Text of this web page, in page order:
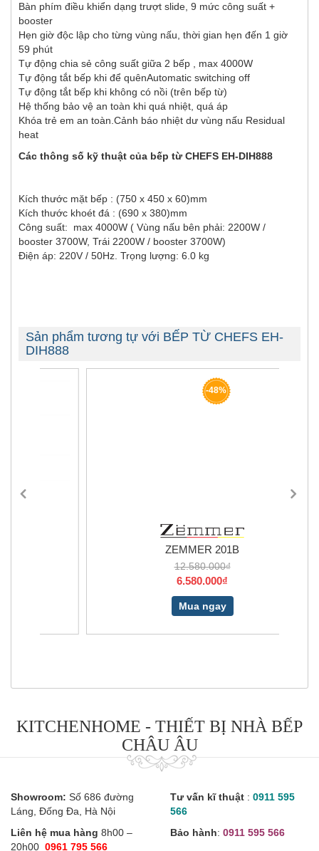
Bàn phím điều khiển dạng trượt slide, 9 mức công suất +
booster
Hẹn giờ độc lập cho từng vùng nấu, thời gian hẹn đến 1 giờ
59 phút
Tự động chia sẻ công suất giữa 2 bếp , max 4000W
Tự động tắt bếp khi để quênAutomatic switching off
Tự động tắt bếp khi không có nồi (trên bếp từ)
Hệ thống bảo vệ an toàn khi quá nhiệt, quá áp
Khóa trẻ em an toàn.Cảnh báo nhiệt dư vùng nấu Residual
heat
Các thông số kỹ thuật của bếp từCHEFS EH-DIH888
Kích thước mặt bếp : (750 x 450 x 60)mm
Kích thước khoét đá : (690 x 380)mm
Công suất: max 4000W ( Vùng nấu bên phải: 2200W /
booster 3700W, Trái 2200W / booster 3700W)
Điện áp: 220V / 50Hz. Trọng lượng: 6.0 kg
Sản phẩm tương tự với BẾP TỪ CHEFS EH-
DIH888
ZEMMER 201B
12.580.000₫
6.580.000₫
Mua ngay
KITCHENHOME - THIẾT BỊ NHÀ BẾP
CHÂU ÂU
Showroom: Số 686 đường
Láng, Đống Đa, Hà Nội
Liên hệ mua hàng 8h00 –
20h00 0961 795 566
Tư vấn kĩ thuật : 0911 595
566
Bảo hành: 0911 595 566